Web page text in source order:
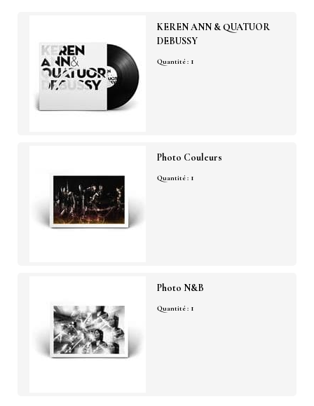
KEREN ANN & QUATUOR
DEBUSSY
Quantité : 1
Photo Couleurs
Quantité : 1
Photo N&B
Quantité : 1